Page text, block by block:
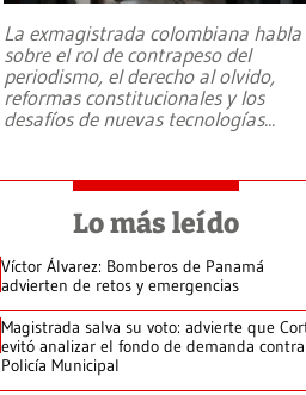
La exmagistrada colombiana habla
sobre el rol de contrapeso del
periodismo, el derecho al olvido,
reformas constitucionales y los
desafíos de nuevas tecnologías...
Lo más leído
Víctor Álvarez: Bomberos de Panamá
advierten de retos y emergencias
Magistrada salva su voto: advierte que
evitó analizar el fondo de demanda
Policía Municipal